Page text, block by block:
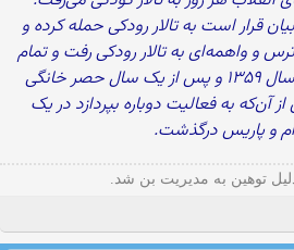
قرار است به تالار رودکی حمله کرده و
و واهمه‌ای به تالار رودکی رفت و تمام
روز آنجا ماند. منیر وکیلی در سال ۱۳۵۹ و پس از یک سال حصر خانگی
آن‌که به فعالیت دوباره بپردازد در یک
و پاریس درگذشت.
توهین به مدیریت بن شد.